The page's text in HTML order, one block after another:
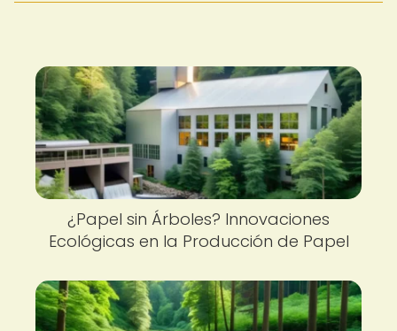
¿Papel sin Árboles? Innovaciones
Ecológicas en la Producción de Papel